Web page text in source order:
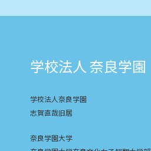
学校法人 奈良学園
学校法人奈良学園
志賀直哉旧居
奈良学園大学